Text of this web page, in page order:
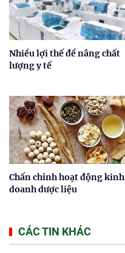
Nhiều lợi thế để nâng chất
lượng y tế
Chấn chỉnh hoạt động kinh
doanh dược liệu
CÁC TIN KHÁC